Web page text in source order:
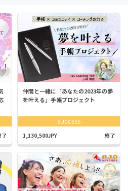
了
仲間と一緒に「あなたの2023年の夢
を叶える」手帳プロジェクト
SUCCESS
1,130,500JPY 終了